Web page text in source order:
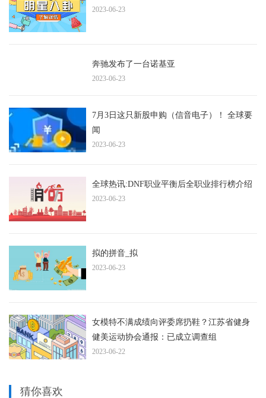
2023-06-23
奔驰发布了一台诺基亚
2023-06-23
7月3日这只新股申购（信音电子）！ 全球要
闻
2023-06-23
全球热讯:DNF职业平衡后全职业排行榜介绍
2023-06-23
拟的拼音_拟
2023-06-23
女模特不满成绩向评委席扔鞋？江苏省健身
健美运动协会通报：已成立调查组
2023-06-22
猜你喜欢